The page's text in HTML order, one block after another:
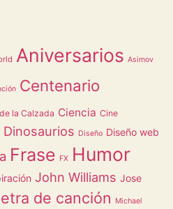
Aniversarios Asimov
Centenario
la Calzada Ciencia Cine
Dinosaurios Diseño Diseño web
Frase FX Humor
John Williams Jose
de canción Michael